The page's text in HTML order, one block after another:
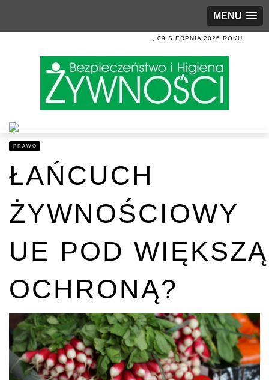
MENU
, 09 SIERPNIA 2026 ROKU.
PRAWO
ŁAŃCUCH
ŻYWNOŚCIOWY
UE POD WIĘKSZĄ
OCHRONĄ?